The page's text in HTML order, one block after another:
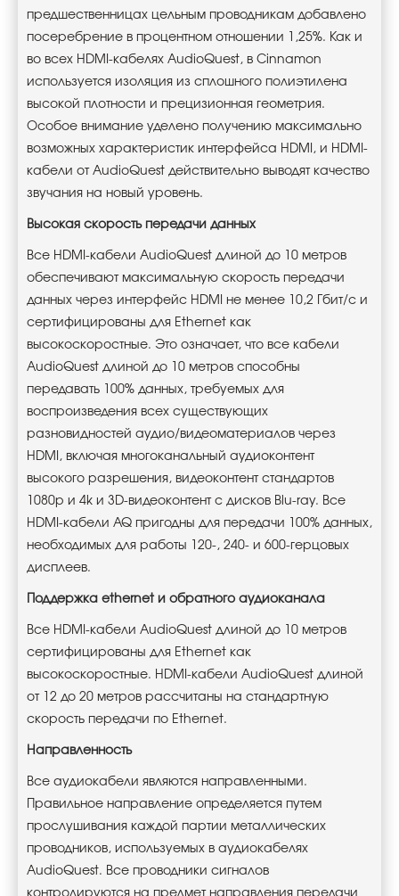
предшественницах цельным проводникам добавлено
посеребрение в процентном отношении 1,25%. Как и
во всех HDMI-кабелях AudioQuest, в Cinnamon
используется изоляция из сплошного полиэтилена
высокой плотности и прецизионная геометрия.
Особое внимание уделено получению максимально
возможных характеристик интерфейса HDMI, и HDMI-
кабели от AudioQuest действительно выводят качество
звучания на новый уровень.
Высокая скорость передачи данных
Все HDMI-кабели AudioQuest длиной до 10 метров
обеспечивают максимальную скорость передачи
данных через интерфейс HDMI не менее 10,2 Гбит/с и
сертифицированы для Ethernet как
высокоскоростные. Это означает, что все кабели
AudioQuest длиной до 10 метров способны
передавать 100% данных, требуемых для
воспроизведения всех существующих
разновидностей аудио/видеоматериалов через
HDMI, включая многоканальный аудиоконтент
высокого разрешения, видеоконтент стандартов
1080p и 4k и 3D-видеоконтент с дисков Blu-ray. Все
HDMI-кабели AQ пригодны для передачи 100% данных,
необходимых для работы 120-, 240- и 600-герцовых
дисплеев.
Поддержка ethernet и обратного аудиоканала
Все HDMI-кабели AudioQuest длиной до 10 метров
сертифицированы для Ethernet как
высокоскоростные. HDMI-кабели AudioQuest длиной
от 12 до 20 метров рассчитаны на стандартную
скорость передачи по Ethernet.
Направленность
Все аудиокабели являются направленными.
Правильное направление определяется путем
прослушивания каждой партии металлических
проводников, используемых в аудиокабелях
AudioQuest. Все проводники сигналов